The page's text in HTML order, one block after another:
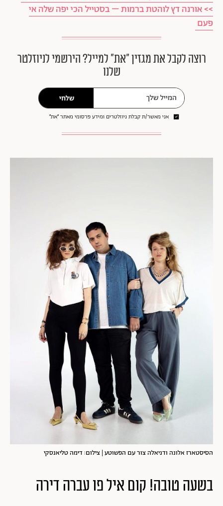
>> אורנה דץ לוהטת ברמות – בסטייל הכי יפה שלה אי
פעם
רוצה לקבל את מגזין ״את״ למייל? הירשמי לניוזלטר
שלנו
שלחי
אני מאשר/ת קבלת ניוזלטרים ומידע פרסומי מאתר ״את״
הסיסטארז אלונה ודניאלה צור עם הפשוטע | צילום: דימה טליאנסקי
בשעה טובה! קום איל פו עברה דירה